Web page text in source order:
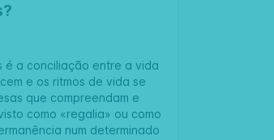
é a conciliação entre a vida
e os ritmos de vida se
que compreendam e
como «regalia» ou como
num determinado